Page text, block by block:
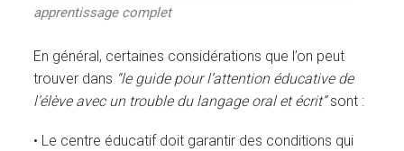
apprentissage complet
En général, certaines considérations que l’on peut
trouver dans “le guide pour l’attention éducative de
l’élève avec un trouble du langage oral et écrit”sont :
• Le centre éducatif doit garantir des conditions qui